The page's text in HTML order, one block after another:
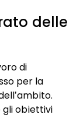
delle
di
per la
gli obiettivi